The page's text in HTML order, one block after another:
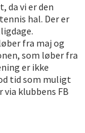
da vi er den
hal. Der er
fra maj og
som løber fra
er ikke
tid som muligt
klubbens FB